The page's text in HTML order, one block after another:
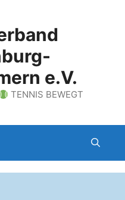
e.V.
TENNIS BEWEGT